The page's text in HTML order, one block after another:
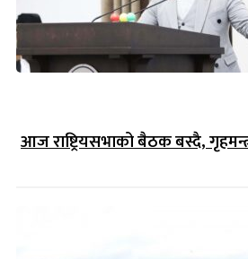
आज राष्ट्रियसभाको बैठक बस्दै,